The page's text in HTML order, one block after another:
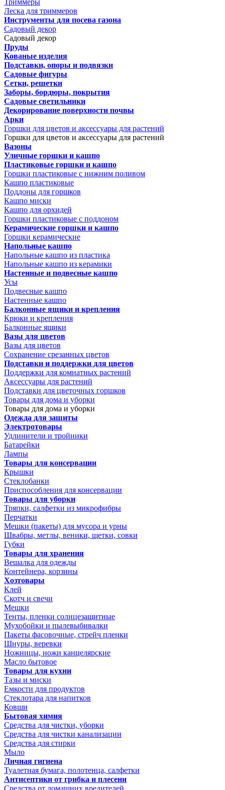
Триммеры
Леска для триммеров
Инструменты для посева газона
Садовый декор
Садовый декор
Пруды
Кованые изделия
Подставки, опоры и подвязки
Садовые фигуры
Сетки, решетки
Заборы, бордюры, покрытия
Садовые светильники
Декорирование поверхности почвы
Арки
Горшки для цветов и аксессуары для растений
Горшки для цветов и аксессуары для растений
Вазоны
Уличные горшки и кашпо
Пластиковые горшки и кашпо
Горшки пластиковые с нижним поливом
Кашпо пластиковые
Поддоны для горшков
Кашпо миски
Кашпо для орхидей
Горшки пластиковые с поддоном
Керамические горшки и кашпо
Горшки керамические
Напольные кашпо
Напольные кашпо из пластика
Напольные кашпо из керамики
Настенные и подвесные кашпо
Усы
Подвесные кашпо
Настенные кашпо
Балконные ящики и крепления
Крюки и крепления
Балконные ящики
Вазы для цветов
Вазы для цветов
Сохранение срезанных цветов
Подставки и поддержки для цветов
Поддержки для комнатных растений
Аксессуары для растений
Подставки для цветочных горшков
Товары для дома и уборки
Товары для дома и уборки
Одежда для защиты
Электротовары
Удлинители и тройники
Батарейки
Лампы
Товары для консервации
Крышки
Стеклобанки
Приспособления для консервации
Товары для уборки
Тряпки, салфетки из микрофибры
Перчатки
Мешки (пакеты) для мусора и урны
Швабры, метлы, веники, щетки, совки
Губки
Товары для хранения
Вешалка для одежды
Контейнера, корзины
Хозтовары
Клей
Скотч и свечи
Мешки
Тенты, пленки солнцезащитные
Мухобойки и пылевыбивалки
Пакеты фасовочные, стрейч пленки
Шнуры, веревки
Ножницы, ножи канцелярские
Масло бытовое
Товары для кухни
Тазы и миски
Емкости для продуктов
Стеклотара для напитков
Ковши
Бытовая химия
Средства для чистки, уборки
Средства для чистки канализации
Средства для стирки
Мыло
Личная гигиена
Туалетная бумага, полотенца, салфетки
Антисептики от грибка и плесени
Средства от домашних вредителей